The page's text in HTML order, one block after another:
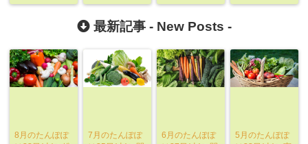
最新記事 - New Posts -
8月のたんぽぽ
7月のたんぽぽ
6月のたんぽぽ
5月のたんぽぽ